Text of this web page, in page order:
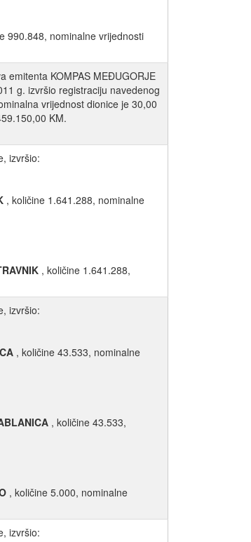
990.848, nominalne vrijednosti
emitenta KOMPAS MEĐUGORJE
g. izvršio registraciju navedenog
vrijednost dionice je 30,00
KM.
izvršio:
, količine 1.641.288, nominalne
, količine 1.641.288,
izvršio:
, količine 43.533, nominalne
, količine 43.533,
, količine 5.000, nominalne
izvršio: